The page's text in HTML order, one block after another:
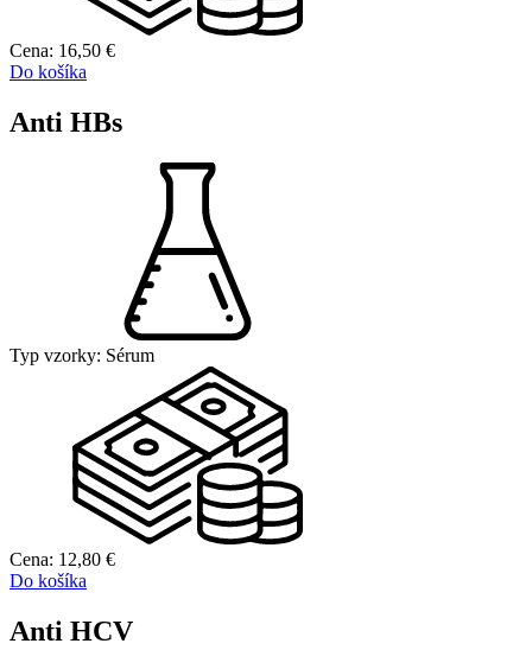
Cena: 16,50 €
Do košíka
Anti HBs
Typ vzorky: Sérum
Cena: 12,80 €
Do košíka
Anti HCV